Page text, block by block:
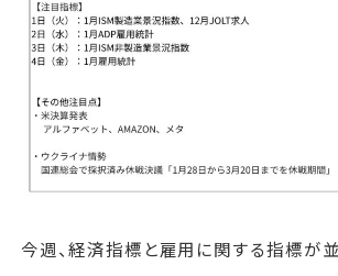
今週、経済指標と雇用に関する指標が並